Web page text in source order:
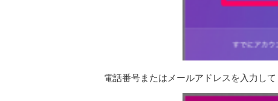
電話番号またはメールアドレスを入力して